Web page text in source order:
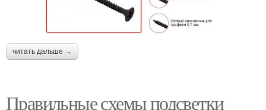
читать дальше →
Правильные схемы подсветки